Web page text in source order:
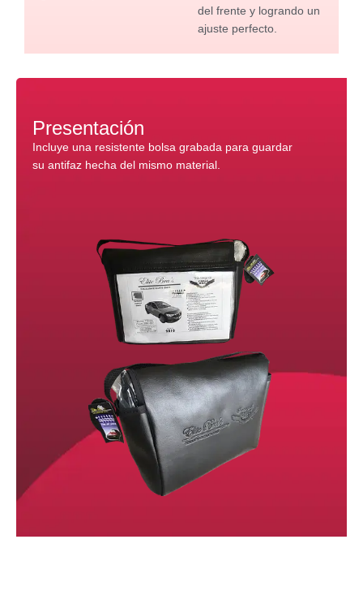
del frente y logrando un
ajuste perfecto.
Presentación
Incluye una resistente bolsa grabada para guardar
su antifaz hecha del mismo material.